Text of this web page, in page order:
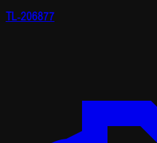
TL-206877